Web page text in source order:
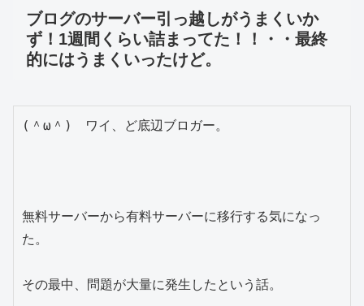
ブログのサーバー引っ越しがうまくいか
ず！1週間くらい詰まってた！！・・最終
的にはうまくいったけど。
(＾ω＾)　ワイ、ど底辺ブロガー。
無料サーバーから有料サーバーに移行する気になっ
た。
その最中、問題が大量に発生したという話。